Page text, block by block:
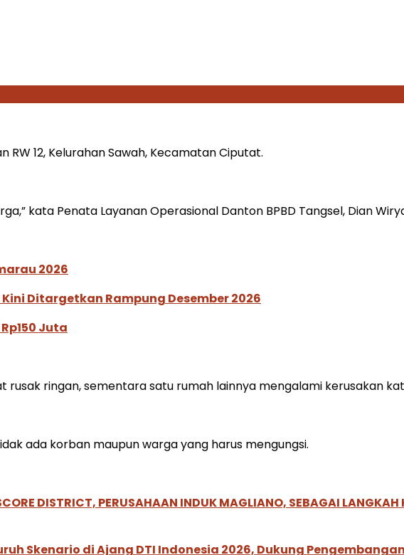
12, Kelurahan Sawah, Kecamatan Ciputat.
kata Penata Layanan Operasional Danton BPBD Tangsel, Dian
2026
Ditargetkan Rampung Desember 2026
Juta
ringan, sementara satu rumah lainnya mengalami kerusakan
ada korban maupun warga yang harus mengungsi.
DISTRICT, PERUSAHAAN INDUK MAGLIANO, SEBAGAI
Skenario di Ajang DTI Indonesia 2026, Dukung